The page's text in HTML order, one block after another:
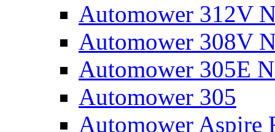
Automower 312V
Automower 308V
Automower 305E
Automower 305
Automower Aspire